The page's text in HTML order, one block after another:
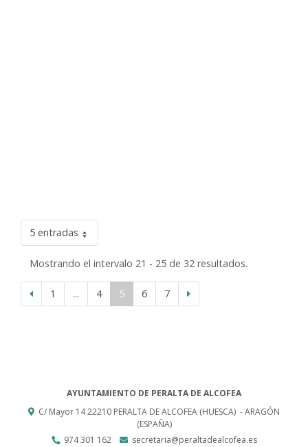
5 entradas
Mostrando el intervalo 21 - 25 de 32 resultados.
1 ... 4 5 6 7
AYUNTAMIENTO DE PERALTA DE ALCOFEA
C/ Mayor 1422210 PERALTA DE ALCOFEA (HUESCA) - ARAGÓN
(ESPAÑA)
974 301 162
secretaria@peraltadealcofea.es